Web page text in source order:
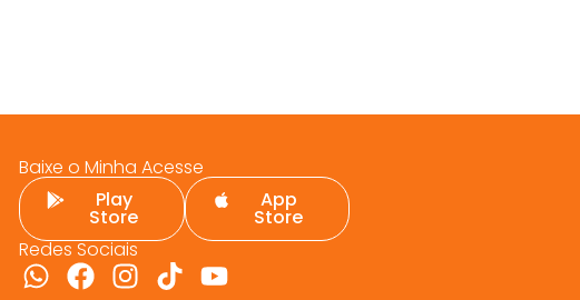
Baixe o Minha Acesse
Play
Store
App
Store
Redes Sociais